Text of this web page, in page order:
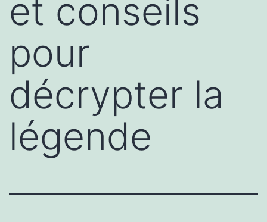
et conseils
pour
décrypter la
légende